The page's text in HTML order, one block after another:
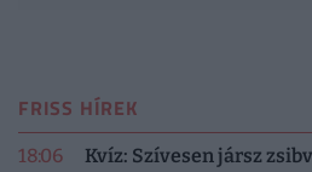
FRISS HÍREK
18:06
Kvíz: Szívesen jársz